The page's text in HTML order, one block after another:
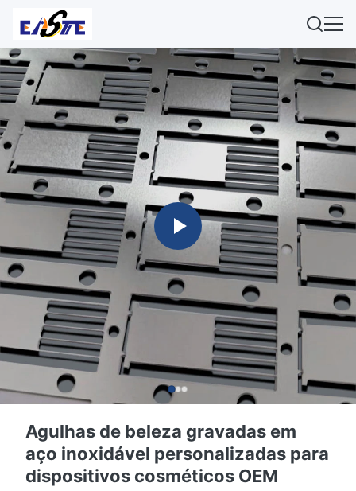
Agulhas de beleza gravadas em
aço inoxidável personalizadas para
dispositivos cosméticos OEM